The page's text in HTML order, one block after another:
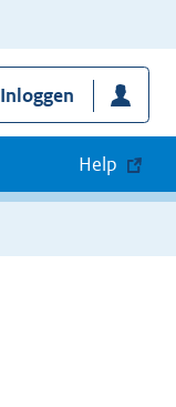
Inloggen
Help